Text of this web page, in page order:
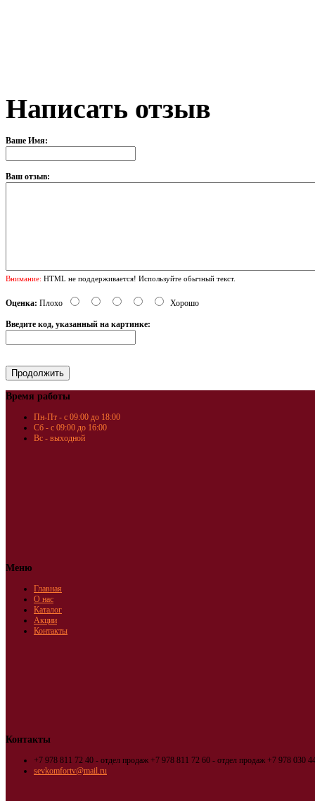
Написать отзыв
Ваше Имя:
Ваш отзыв:
Внимание: HTML не поддерживается! Используйте обычный текст.
Оценка: Плохо Хорошо
Введите код, указанный на картинке:
Время работы
Пн-Пт - с 09:00 до 18:00
Сб - с 09:00 до 16:00
Вс - выходной
Меню
Главная
О нас
Каталог
Акции
Контакты
Контакты
+7 978 811 72 40 - отдел продаж +7 978 811 72 60 - отдел продаж +7 978 030
sevkomfortv@mail.ru